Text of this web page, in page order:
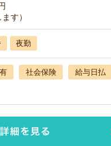
す）
夜勤
社会保険 給与日払